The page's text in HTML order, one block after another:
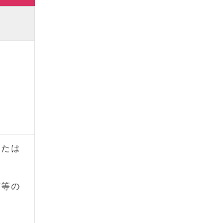
は
の